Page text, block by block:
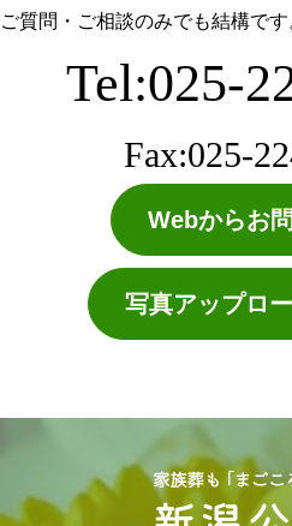
ご質問・ご相談のみでも結構で
Tel:025-
Fax:025-
Webからお
写真アップロ